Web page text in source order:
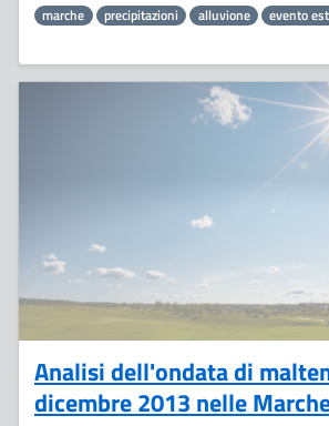
marche precipitazioni alluvione evento
Analisi dell'ondata di
dicembre 2013 nelle